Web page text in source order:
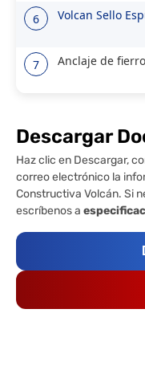
6 Volcan Sello
7 Anclaje de
Descargar
Haz clic en Descargar,
correo electrónico la
Constructiva Volcán. Si
escríbenos a